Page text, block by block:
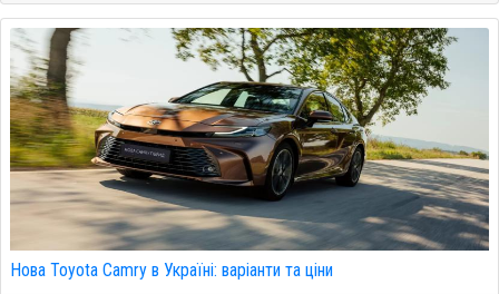
Нова Toyota Camry в Україні: варіанти та ціни